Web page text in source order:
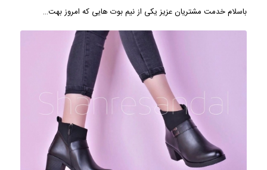
باسلام خدمت مشتریان عزیز یکی از نیم بوت هایی که امروز بهت…